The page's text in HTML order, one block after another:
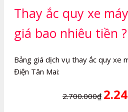
Thay ắc quy xe
giá bao nhiêu tiền ?
Bảng giá dịch vụ thay ắc quy xe
Điện Tân Mai:
2.700.000₫